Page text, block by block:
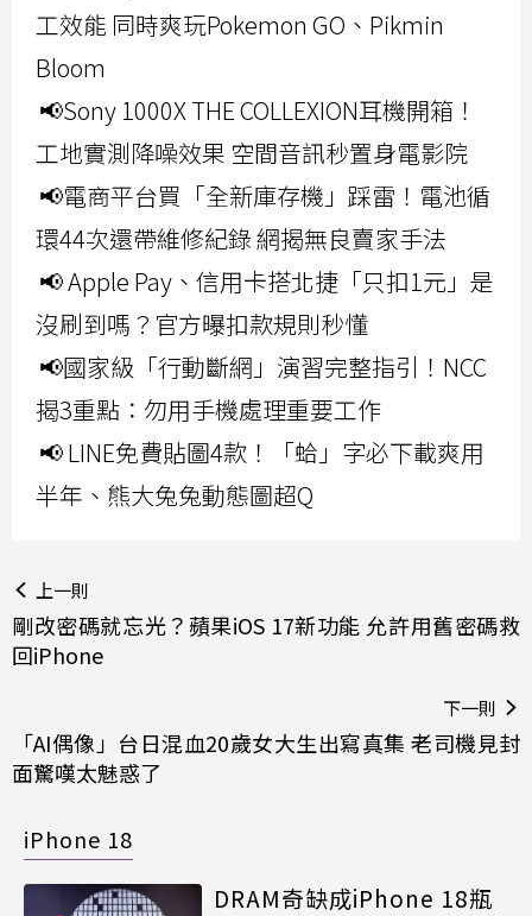
工效能 同時爽玩Pokemon GO、Pikmin
Bloom
📢Sony 1000X THE COLLEXION耳機開箱！
工地實測降噪效果 空間音訊秒置身電影院
📢電商平台買「全新庫存機」踩雷！電池循
環44次還帶維修紀錄 網揭無良賣家手法
📢 Apple Pay、信用卡搭北捷「只扣1元」是
沒刷到嗎？官方曝扣款規則秒懂
📢國家級「行動斷網」演習完整指引！NCC
揭3重點：勿用手機處理重要工作
📢 LINE免費貼圖4款！「蛤」字必下載爽用
半年、熊大兔兔動態圖超Q
上一則
剛改密碼就忘光？蘋果iOS 17新功能 允許用舊密碼救
回iPhone
下一則
「AI偶像」台日混血20歲女大生出寫真集 老司機見封
面驚嘆太魅惑了
iPhone 18
DRAM奇缺成iPhone 18瓶